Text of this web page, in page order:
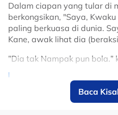
Dalam ciapan yang tular di
berkongsikan, "Saya,
paling berkuasa di dunia.
Kane, awak lihat dia
"Dia tak Nampak pun bola."
🚨🗣️ Nana Kwaku
traditional priest):
Baca